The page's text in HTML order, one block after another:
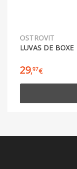
OSTROVIT
LUVAS DE BOXE
29,97€